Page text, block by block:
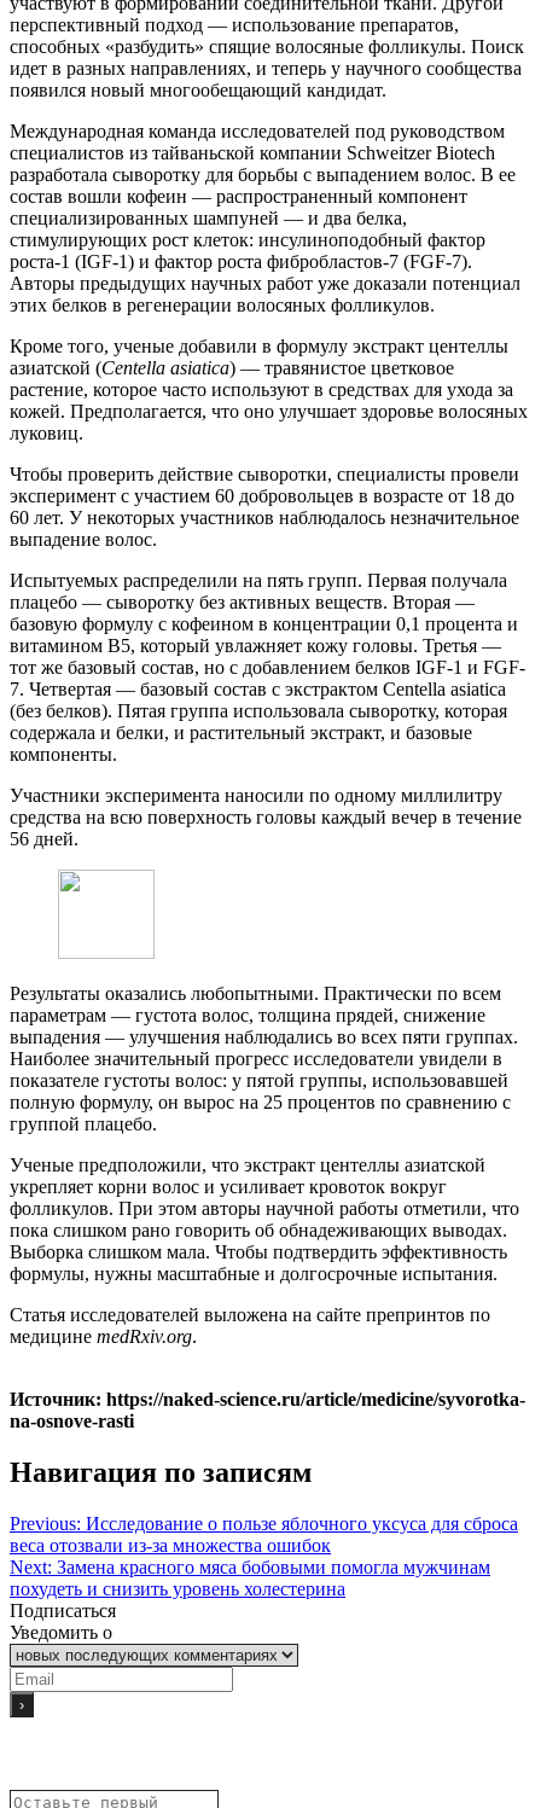
перспективный подход — использование препаратов,
способных «разбудить» спящие волосяные фолликулы. Поиск
идет в разных направлениях, и теперь у научного сообщества
появился новый многообещающий кандидат.
Международная команда исследователей под руководством
специалистов из тайваньской компании Schweitzer Biotech
разработала сыворотку для борьбы с выпадением волос. В ее
состав вошли кофеин — распространенный компонент
специализированных шампуней — и два белка,
стимулирующих рост клеток: инсулиноподобный фактор
роста-1 (IGF-1) и фактор роста фибробластов-7 (FGF-7).
Авторы предыдущих научных работ уже доказали потенциал
этих белков в регенерации волосяных фолликулов.
Кроме того, ученые добавили в формулу экстракт центеллы
азиатской (Centella asiatica) — травянистое цветковое
растение, которое часто используют в средствах для ухода за
кожей. Предполагается, что оно улучшает здоровье волосяных
луковиц.
Чтобы проверить действие сыворотки, специалисты провели
эксперимент с участием 60 добровольцев в возрасте от 18 до
60 лет. У некоторых участников наблюдалось незначительное
выпадение волос.
Испытуемых распределили на пять групп. Первая получала
плацебо — сыворотку без активных веществ. Вторая —
базовую формулу с кофеином в концентрации 0,1 процента и
витамином B5, который увлажняет кожу головы. Третья —
тот же базовый состав, но с добавлением белков IGF-1 и FGF-
7. Четвертая — базовый состав с экстрактом Centella asiatica
(без белков). Пятая группа использовала сыворотку, которая
содержала и белки, и растительный экстракт, и базовые
компоненты.
Участники эксперимента наносили по одному миллилитру
средства на всю поверхность головы каждый вечер в течение
56 дней.
Результаты оказались любопытными. Практически по всем
параметрам — густота волос, толщина прядей, снижение
выпадения — улучшения наблюдались во всех пяти группах.
Наиболее значительный прогресс исследователи увидели в
показателе густоты волос: у пятой группы, использовавшей
полную формулу, он вырос на 25 процентов по сравнению с
группой плацебо.
Ученые предположили, что экстракт центеллы азиатской
укрепляет корни волос и усиливает кровоток вокруг
фолликулов. При этом авторы научной работы отметили, что
пока слишком рано говорить об обнадеживающих выводах.
Выборка слишком мала. Чтобы подтвердить эффективность
формулы, нужны масштабные и долгосрочные испытания.
Статья исследователей выложена на сайте препринтов по
медицине medRxiv.org.
Источник: https://naked-science.ru/article/medicine/syvorotka-
na-osnove-rasti
Навигация по записям
Previous: Исследование о пользе яблочного уксуса для сброса
веса отозвали из-за множества ошибок
Next: Замена красного мяса бобовыми помогла мужчинам
похудеть и снизить уровень холестерина
Подписаться
Уведомить о